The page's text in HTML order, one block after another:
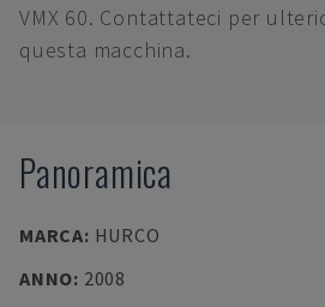
VMX 60. Contattateci per
questa macchina.
Panoramica
MARCA: HURCO
ANNO: 2008